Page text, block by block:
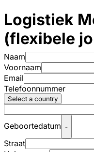
Logistiek
(flexibele
Naam
Voornaam
Email
Telefoonnummer
Select a country
Geboortedatum -
Straat